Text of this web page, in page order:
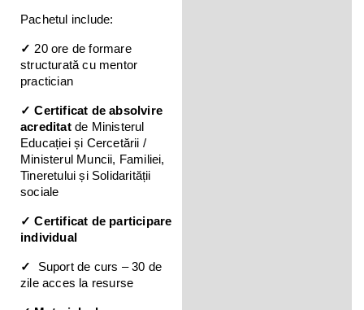
Pachetul include:
✓ 20 ore de formare
structurată cu mentor
practician
✓ Certificat de absolvire
acreditat de Ministerul
Educației și Cercetării /
Ministerul Muncii, Familiei,
Tineretului și Solidarității
sociale
✓ Certificat de participare
individual
✓ Suport de curs – 30 de
zile acces la resurse